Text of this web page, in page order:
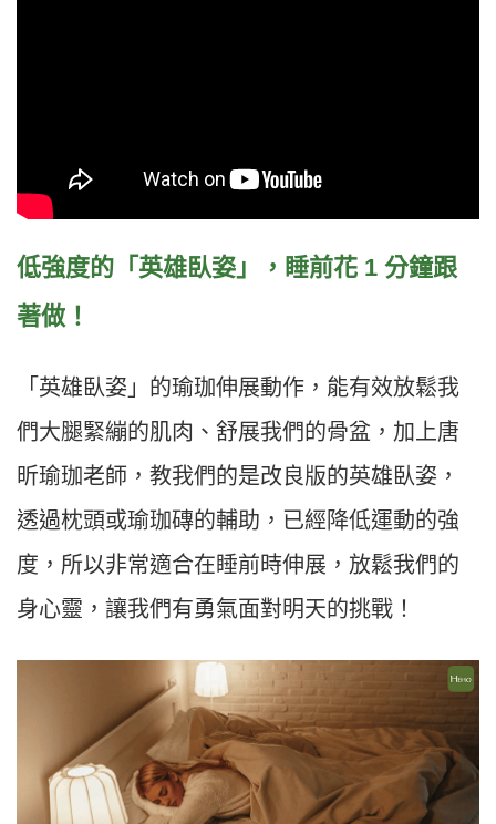
低強度的「英雄臥姿」，睡前花 1 分鐘跟
著做！
「英雄臥姿」的瑜珈伸展動作，能有效放鬆我
們大腿緊繃的肌肉、舒展我們的骨盆，加上唐
昕瑜珈老師，教我們的是改良版的英雄臥姿，
透過枕頭或瑜珈磚的輔助，已經降低運動的強
度，所以非常適合在睡前時伸展，放鬆我們的
身心靈，讓我們有勇氣面對明天的挑戰！